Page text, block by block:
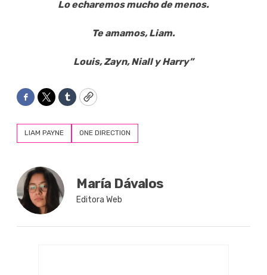
Lo echaremos mucho de menos.
Te amamos, Liam.
Louis, Zayn, Niall y Harry”
Facebook
TwitterTumblrCopy
LIAM PAYNE ONE DIRECTION
María Dávalos
Editora Web